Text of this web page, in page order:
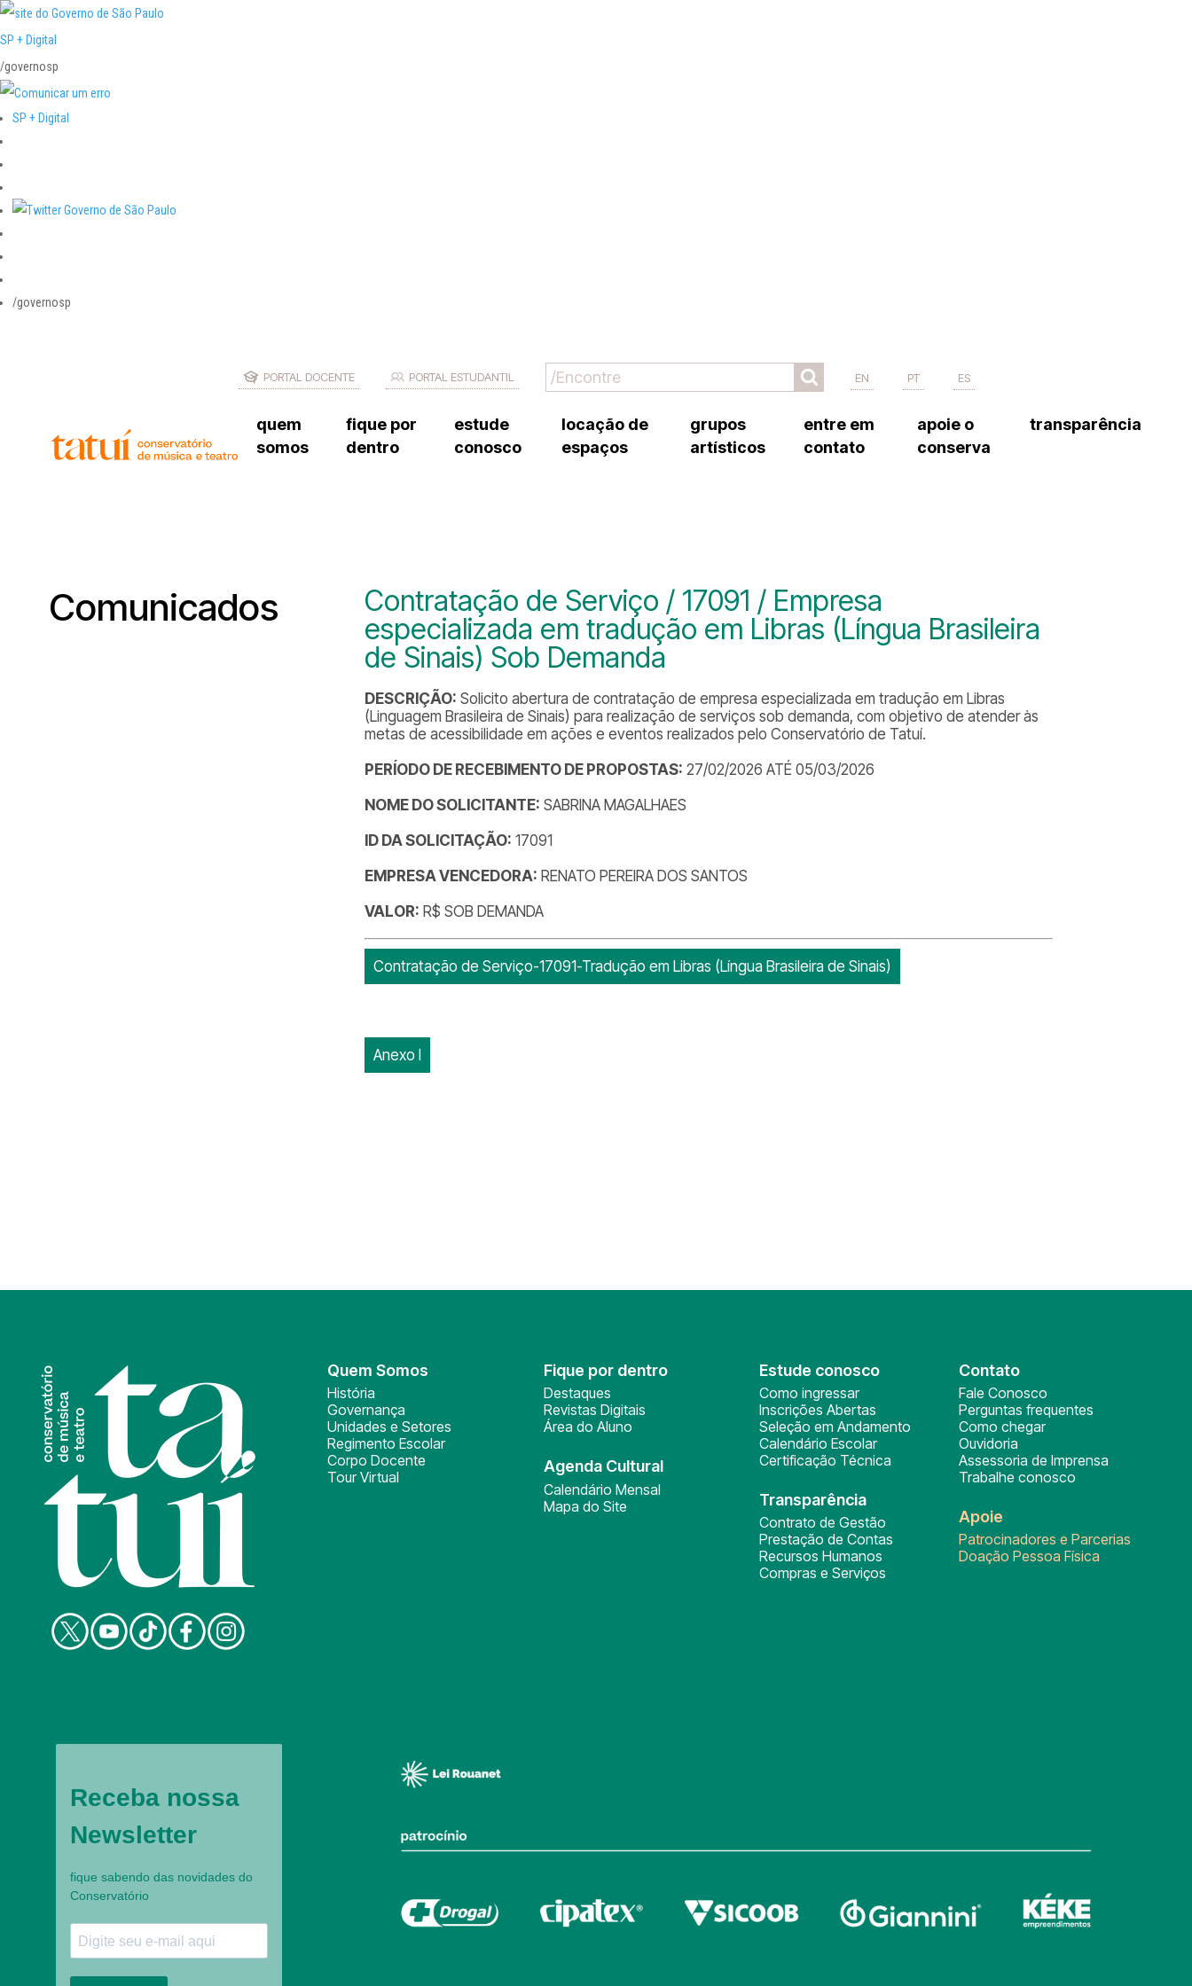
SP + Digital
/governosp
SP + Digital
/governosp
PORTAL DOCENTE PORTAL ESTUDANTIL EN PT ES
quem
somos
fique por
dentro
estude
conosco
locação de
espaços
grupos
artísticos
entre em
contato
assessoria de imprensa
trabalhe conosco
apoie o
conserva
transparência
Comunicados
Contratação de Serviço / 17091 / Empresa
especializada em tradução em Libras (Língua Brasileira
de Sinais) Sob Demanda
DESCRIÇÃO: Solicito abertura de contratação de empresa especializada em tradução em Libras
(Linguagem Brasileira de Sinais) para realização de serviços sob demanda, com objetivo de atender às
metas de acessibilidade em ações e eventos realizados pelo Conservatório de Tatuí.
PERÍODO DE RECEBIMENTO DE PROPOSTAS: 27/02/2026 ATÉ 05/03/2026
NOME DO SOLICITANTE: SABRINA MAGALHAES
ID DA SOLICITAÇÃO: 17091
EMPRESA VENCEDORA: RENATO PEREIRA DOS SANTOS
VALOR: R$ SOB DEMANDA
Contratação de Serviço-17091-Tradução em Libras (Língua Brasileira de Sinais)
Anexo I
Quem Somos
História
Governança
Unidades e Setores
Regimento Escolar
Corpo Docente
Tour Virtual
Fique por dentro
Destaques
Revistas Digitais
Área do Aluno
Agenda Cultural
Calendário Mensal
Mapa do Site
Estude conosco
Como ingressar
Inscrições Abertas
Seleção em Andamento
Calendário Escolar
Certificação Técnica
Transparência
Contrato de Gestão
Prestação de Contas
Recursos Humanos
Compras e Serviços
Contato
Fale Conosco
Perguntas frequentes
Como chegar
Ouvidoria
Assessoria de Imprensa
Trabalhe conosco
Apoie
Patrocinadores e Parcerias
Doação Pessoa Física